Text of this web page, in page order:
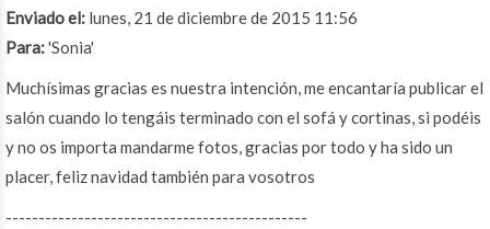
Enviado el: lunes, 21 de diciembre de 2015 11:56
Para:'Sonia'
Muchísimas gracias es nuestra intención, me encantaría publicar el
salón cuando lo tengáis terminado con el sofá y cortinas, si podéis
y no os importa mandarme fotos, gracias por todo y ha sido un
placer, feliz navidad también para vosotros
----------------------------------------------